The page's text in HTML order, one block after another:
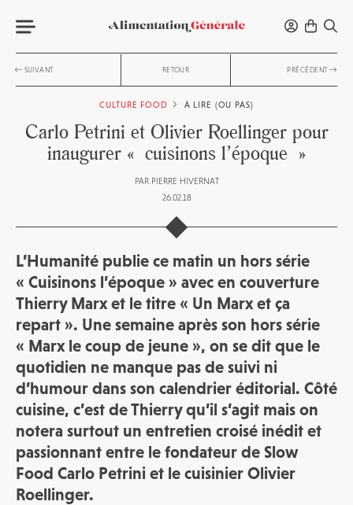
SUIVANT RETOUR PRÉCÉDENT
CULTURE FOOD À LIRE (OU PAS)
Carlo Petrini et Olivier Roellinger pour
inaugurer « cuisinons l’époque »
PAR PIERRE HIVERNAT
26.02.18
L’Humanité publie ce matin un hors série
« Cuisinons l’époque » avec en couverture
Thierry Marx et le titre « Un Marx et ça
repart ». Une semaine après son hors série
« Marx le coup de jeune », on se dit que le
quotidien ne manque pas de suivi ni
d’humour dans son calendrier éditorial. Côté
cuisine, c’est de Thierry qu’il s’agit mais on
notera surtout un entretien croisé inédit et
passionnant entre le fondateur de Slow
Food Carlo Petrini et le cuisinier Olivier
Roellinger.